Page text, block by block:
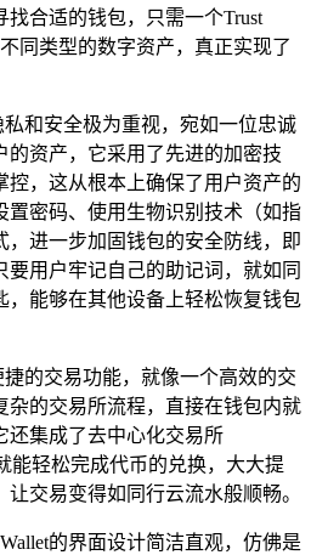
合适的钱包，只需一个Trust
同类型的数字资产，真正实现了
私和安全极为重视，宛如一位忠诚
的资产，它采用了先进的加密技
控，这从根本上确保了用户资产的
置密码、使用生物识别技术（如指
，进一步加固钱包的安全防线，即
用户牢记自己的助记词，就如同
，能够在其他设备上轻松恢复钱包
捷的交易功能，就像一个高效的交
杂的交易所流程，直接在钱包内就
还集成了去中心化交易所
能轻松完成代币的兑换，大大提
交易变得如同行云流水般顺畅。
的界面设计简洁直观，仿佛是